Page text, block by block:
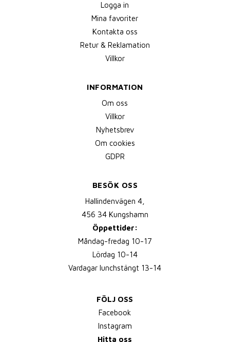
Logga in
Mina favoriter
Kontakta oss
Retur & Reklamation
Villkor
INFORMATION
Om oss
Villkor
Nyhetsbrev
Om cookies
GDPR
BESÖK OSS
Hallindenvägen 4,
456 34 Kungshamn
Öppettider:
Måndag-fredag 10-17
Lördag 10-14
Vardagar lunchstängt 13-14
FÖLJ OSS
Facebook
Instagram
Hitta oss